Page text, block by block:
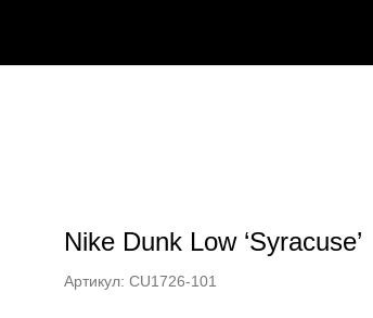
Nike Dunk Low ‘Syracuse’
Артикул:CU1726-101